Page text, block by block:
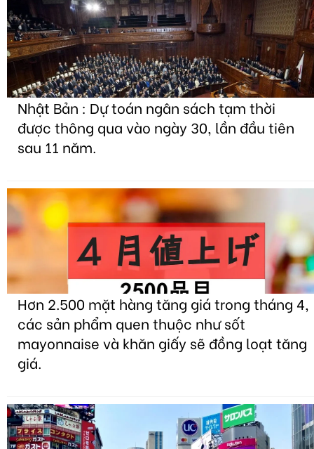
Nhật Bản : Dự toán ngân sách tạm thời
được thông qua vào ngày 30, lần đầu tiên
sau 11 năm.
Hơn 2.500 mặt hàng tăng giá trong tháng 4,
các sản phẩm quen thuộc như sốt
mayonnaise và khăn giấy sẽ đồng loạt tăng
giá.